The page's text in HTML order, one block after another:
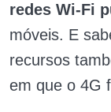
redes Wi-Fi
móveis. E
recursos
em que o 4G